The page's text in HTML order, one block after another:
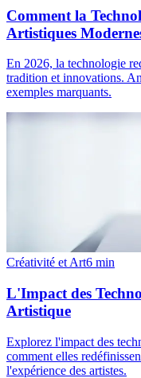
Comment la
Artistiques
En 2026, la technologie
tradition et innovations.
exemples marquants.
Créativité et Art6 min
L'Impact des
Artistique
Explorez l'impact des
comment elles
l'expérience des artistes.